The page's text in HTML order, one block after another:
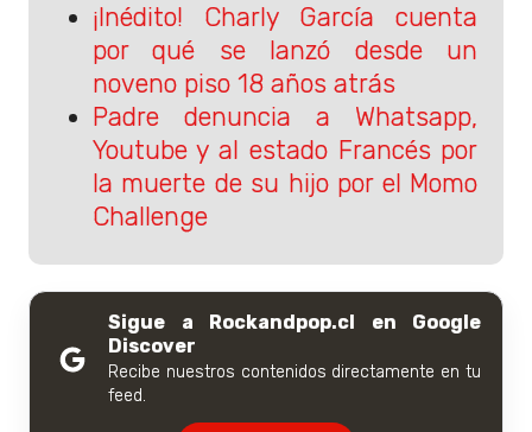
¡Inédito! Charly García cuenta
por qué se lanzó desde un
noveno piso 18 años atrás
Padre denuncia a Whatsapp,
Youtube y al estado Francés por
la muerte de su hijo por el Momo
Challenge
Sigue a Rockandpop.cl en Google
Discover
Recibe nuestros contenidos directamente en tu
feed.